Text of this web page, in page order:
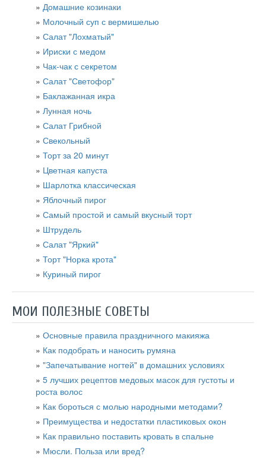
Домашние козинаки
Молочный суп с вермишелью
Салат "Лохматый"
Ириски с медом
Чак-чак с секретом
Салат "Светофор"
Баклажанная икра
Лунная ночь
Салат Грибной
Свекольный
Торт за 20 минут
Цветная капуста
Шарлотка классическая
Яблочный пирог
Самый простой и самый вкусный торт
Штрудель
Салат "Яркий"
Торт "Норка крота"
Куриный пирог
МОИ ПОЛЕЗНЫЕ СОВЕТЫ
Основные правила праздничного макияжа
Как подобрать и наносить румяна
"Запечатывание ногтей" в домашних условиях
5 лучших рецептов медовых масок для густоты и
роста волос
Как бороться с молью народными методами?
Преимущества и недостатки пластиковых окон
Как правильно поставить кровать в спальне
Мюсли. Польза или вред?